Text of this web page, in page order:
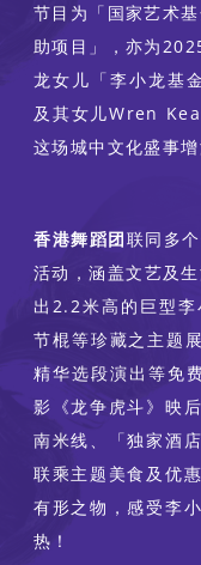
节目为「国家艺术
助项目」，亦为
龙女儿「李小龙基
及其女儿Wren
这场城中文化盛事增
香港舞蹈团联同多
活动，涵盖文艺及
出2.2米高的巨型
节棍等珍藏之主题
精华选段演出等免
影《龙争虎斗》映
南米线、「独家酒
联乘主题美食及优
有形之物，感受李
热！